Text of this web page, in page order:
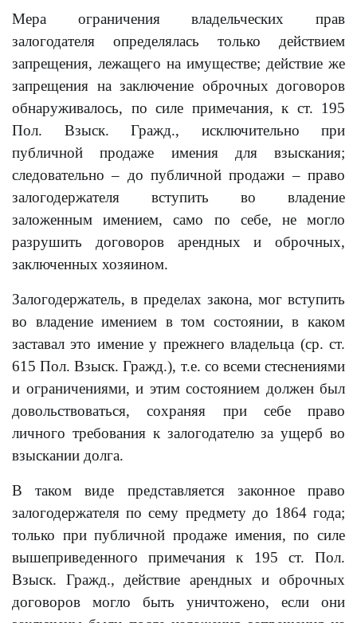
Мера ограничения владельческих прав
залогодателя определялась только действием
запрещения, лежащего на имуществе; действие же
запрещения на заключение оброчных договоров
обнаруживалось, по силе примечания, к ст. 195
Пол. Взыск. Гражд., исключительно при
публичной продаже имения для взыскания;
следовательно – до публичной продажи – право
залогодержателя вступить во владение
заложенным имением, само по себе, не могло
разрушить договоров арендных и оброчных,
заключенных хозяином.
Залогодержатель, в пределах закона, мог вступить
во владение имением в том состоянии, в каком
заставал это имение у прежнего владельца (ср. ст.
615 Пол. Взыск. Гражд.), т.е. со всеми стеснениями
и ограничениями, и этим состоянием должен был
довольствоваться, сохраняя при себе право
личного требования к залогодателю за ущерб во
взыскании долга.
В таком виде представляется законное право
залогодержателя по сему предмету до 1864 года;
только при публичной продаже имения, по силе
вышеприведенного примечания к 195 ст. Пол.
Взыск. Гражд., действие арендных и оброчных
договоров могло быть уничтожено, если они